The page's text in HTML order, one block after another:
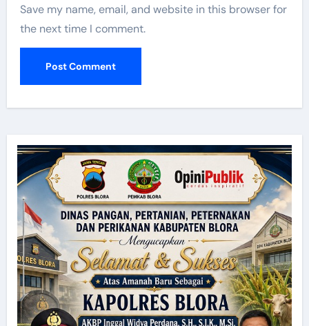
Save my name, email, and website in this browser for
the next time I comment.